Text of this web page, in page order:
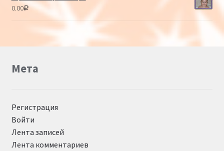
0.00Р
Мета
Регистрация
Войти
Лента записей
Лента комментариев